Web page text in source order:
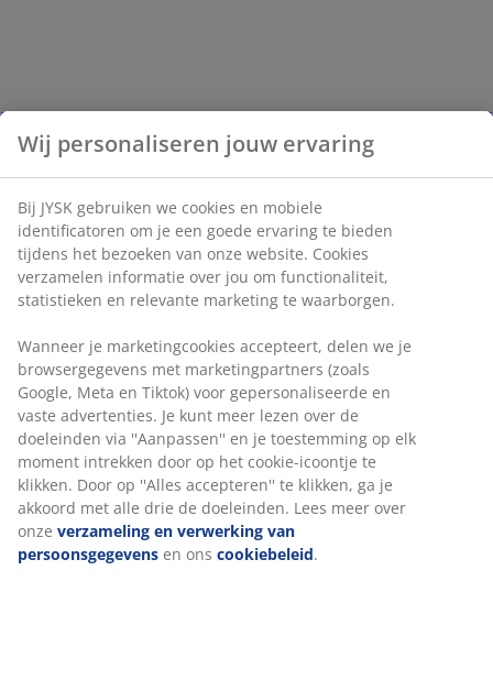
Wij personaliseren jouw ervaring
Bij JYSK gebruiken we cookies en mobiele
identificatoren om je een goede ervaring te bieden
tijdens het bezoeken van onze website. Cookies
verzamelen informatie over jou om functionaliteit,
statistieken en relevante marketing te waarborgen.
Wanneer je marketingcookies accepteert, delen we je
browsergegevens met marketingpartners (zoals
Google, Meta en Tiktok) voor gepersonaliseerde en
vaste advertenties. Je kunt meer lezen over de
doeleinden via ''Aanpassen'' en je toestemming op elk
moment intrekken door op het cookie-icoontje te
klikken. Door op ''Alles accepteren'' te klikken, ga je
akkoord met alle drie de doeleinden. Lees meer over
onze verzameling en verwerking van
persoonsgegevens en ons cookiebeleid.